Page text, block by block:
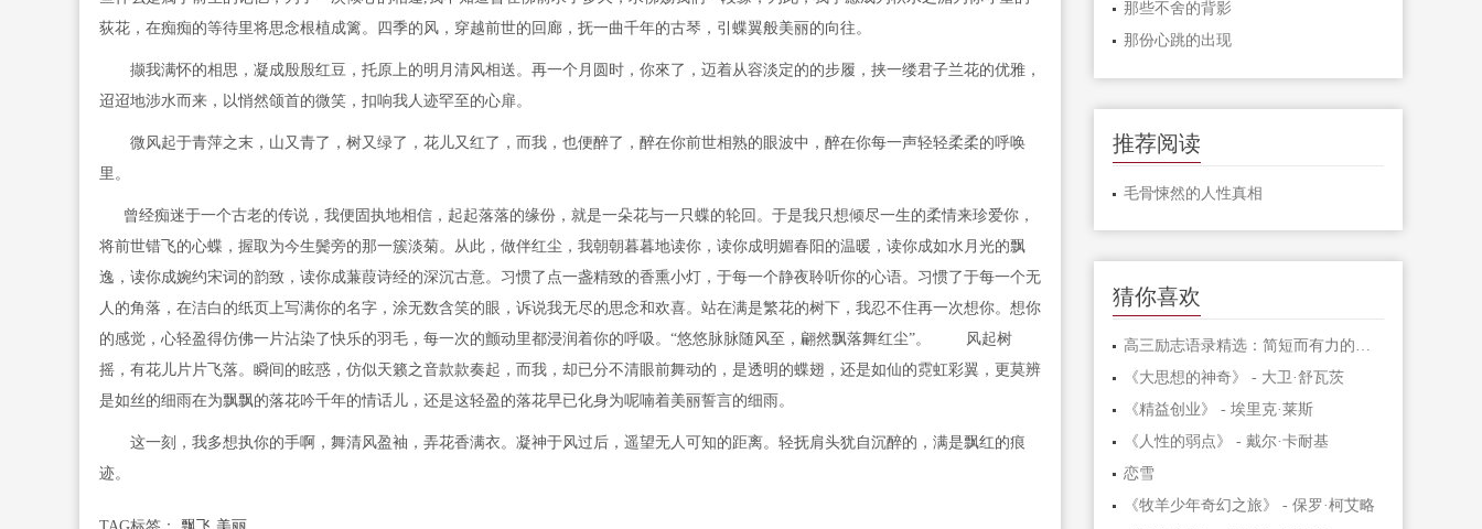
荻花，在痴痴的等待里将思念根植成篱。四季的风，穿越前世的回廊，抚一曲千年的古琴，引蝶翼般美丽的向往。
撷我满怀的相思，凝成殷殷红豆，托原上的明月清风相送。再一个月圆时，你來了，迈着从容淡定的的步履，挟一缕君子兰花的优雅，
迢迢地涉水而来，以悄然颌首的微笑，扣响我人迹罕至的心扉。
微风起于青萍之末，山又青了，树又绿了，花儿又红了，而我，也便醉了，醉在你前世相熟的眼波中，醉在你每一声轻轻柔柔的呼唤
里。
曾经痴迷于一个古老的传说，我便固执地相信，起起落落的缘份，就是一朵花与一只蝶的轮回。于是我只想倾尽一生的柔情来珍爱你，
将前世错飞的心蝶，握取为今生鬓旁的那一簇淡菊。从此，做伴红尘，我朝朝暮暮地读你，读你成明媚春阳的温暖，读你成如水月光的飘
逸，读你成婉约宋词的韵致，读你成蒹葭诗经的深沉古意。习惯了点一盏精致的香熏小灯，于每一个静夜聆听你的心语。习惯了于每一个无
人的角落，在洁白的纸页上写满你的名字，涂无数含笑的眼，诉说我无尽的思念和欢喜。站在满是繁花的树下，我忍不住再一次想你。想你
的感觉，心轻盈得仿佛一片沾染了快乐的羽毛，每一次的颤动里都浸润着你的呼吸。“悠悠脉脉随风至，翩然飘落舞红尘”。 风起树
摇，有花儿片片飞落。瞬间的眩惑，仿似天籁之音款款奏起，而我，却已分不清眼前舞动的，是透明的蝶翅，还是如仙的霓虹彩翼，更莫辨
是如丝的细雨在为飘飘的落花吟千年的情话儿，还是这轻盈的落花早已化身为呢喃着美丽誓言的细雨。
这一刻，我多想执你的手啊，舞清风盈袖，弄花香满衣。凝神于风过后，遥望无人可知的距离。轻抚肩头犹自沉醉的，满是飘红的痕
迹。
那些不舍的背影
那份心跳的出现
推荐阅读
毛骨悚然的人性真相
猜你喜欢
高三励志语录精选：简短而有力的激励句子
《大思想的神奇》 - 大卫·舒瓦茨
《精益创业》 - 埃里克·莱斯
《人性的弱点》 - 戴尔·卡耐基
恋雪
《牧羊少年奇幻之旅》 - 保罗·柯艾略